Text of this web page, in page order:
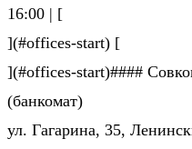
16:00 | [
](#offices-start) [
](#offices-start)####
(банкомат)
ул. Гагарина, 35,